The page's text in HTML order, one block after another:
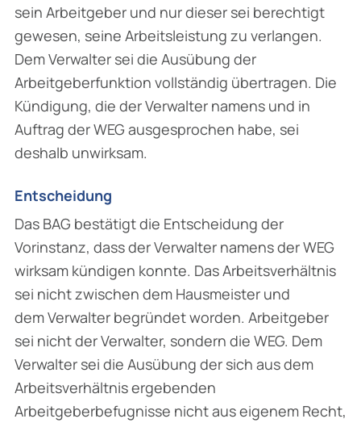
sein Arbeitgeber und nur dieser sei berechtigt
gewesen, seine Arbeitsleistung zu verlangen.
Dem Verwalter sei die Ausübung der
Arbeitgeberfunktion vollständig übertragen. Die
Kündigung, die der Verwalter namens und in
Auftrag der WEG ausgesprochen habe, sei
deshalb unwirksam.
Entscheidung
Das BAG bestätigt die Entscheidung der
Vorinstanz, dass der Verwalter namens der WEG
wirksam kündigen konnte. Das Arbeitsverhältnis
sei nicht zwischen dem Hausmeister und
dem Verwalter begründet worden. Arbeitgeber
sei nicht der Verwalter, sondern die WEG. Dem
Verwalter sei die Ausübung der sich aus dem
Arbeitsverhältnis ergebenden
Arbeitgeberbefugnisse nicht aus eigenem Recht,